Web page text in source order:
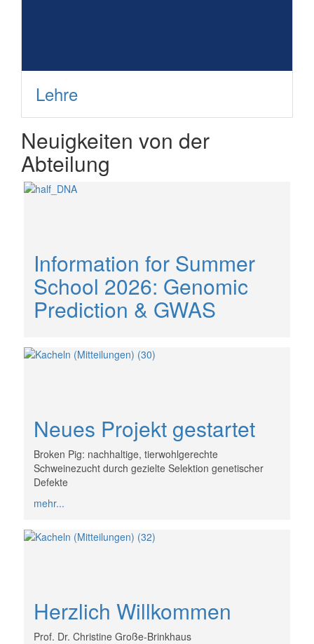
Lehre
Neuigkeiten von der
Abteilung
Information for Summer
School 2026: Genomic
Prediction & GWAS
Neues Projekt gestartet
Broken Pig: nachhaltige, tierwohlgerechte
Schweinezucht durch gezielte Selektion genetischer
Defekte
mehr...
Herzlich Willkommen
Prof. Dr. Christine Große-Brinkhaus